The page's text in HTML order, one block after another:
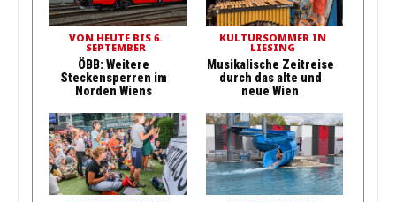
VON HEUTE BIS 6.
SEPTEMBER
ÖBB: Weitere
Steckensperren im
Norden Wiens
KULTURSOMMER IN
LIESING
Musikalische Zeitreise
durch das alte und
neue Wien